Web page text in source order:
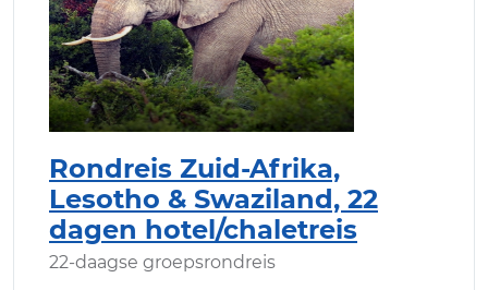
Rondreis Zuid-Afrika,
Lesotho & Swaziland, 22
dagen hotel/chaletreis
22-daagse groepsrondreis